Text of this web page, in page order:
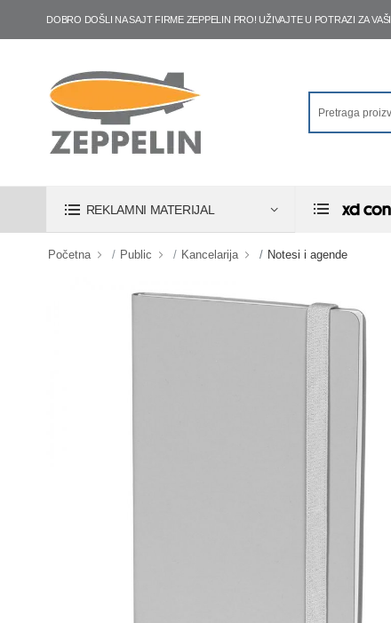
DOBRO DOŠLI NA SAJT FIRME ZEPPELIN PRO! UŽIVAJTE U POTRAZI ZA
REKLAMNI MATERIJAL
Početna Public Kancelarija Notesi i agende